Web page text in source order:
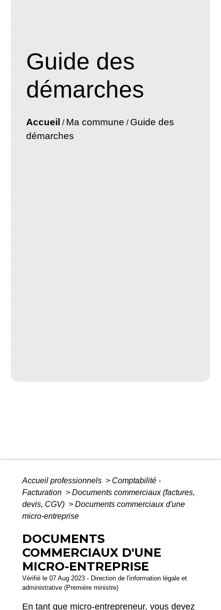
Guide des
démarches
Accueil / Ma commune / Guide des
démarches
Accueil professionnels > Comptabilité -
Facturation > Documents commerciaux (factures,
devis, CGV) > Documents commerciaux d'une
micro-entreprise
DOCUMENTS
COMMERCIAUX D'UNE
MICRO-ENTREPRISE
Vérifié le 07 Aug 2023 - Direction de l'information légale et
administrative (Première ministre)
En tant que micro-entrepreneur, vous devez